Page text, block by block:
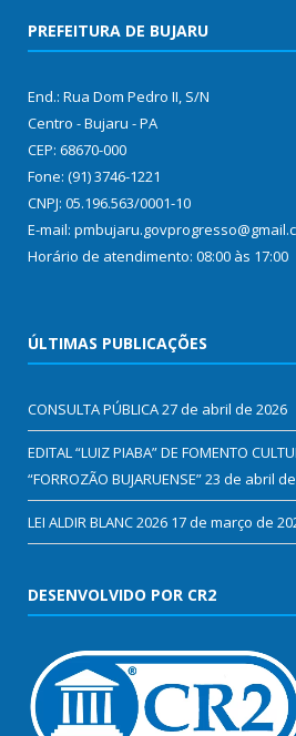
PREFEITURA DE BUJARU
End.: Rua Dom Pedro II, S/N
Centro - Bujaru - PA
CEP: 68670-000
Fone: (91) 3746-1221
CNPJ: 05.196.563/0001-10
E-mail:
Horário de atendimento: 08:00 às 17:00
ÚLTIMAS PUBLICAÇÕES
CONSULTA PÚBLICA27 de abril de 2026
EDITAL “LUIZ PIABA” DE FOMENTO
“FORROZÃO BUJARUENSE”23 de abril
LEI ALDIR BLANC 2026 17 de março de
DESENVOLVIDO POR CR2